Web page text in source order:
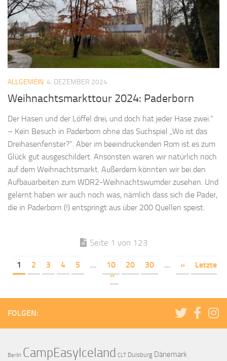
ALLGEMEIN 4. DEZEMBER 2024
Weihnachtsmarkttour 2024: Paderborn
Der Hasen und der Löffel drei, und doch hat jeder Hase zwei.“
– Kein Besuch in Paderborn ohne das Suchspiel „Wo ist das
Dreihasenfenster?“. Aber im beeindruckenden Rom ist es zum
Glück gut ausgeschildert. Ansonsten waren wir natürlich noch
auf dem Weihnachtsmarkt. Außerdem könnten wir bei den
Aufbauarbeiten zum WDR2-Weihnachtswumder zusehen. Und
gelernt haben wir auch noch was, nämlich dass sich die Pader,
die in Paderborn (!) entspringt aus über 200 Quellen speist.
Seite 1 von 123
1 2 3 4 5 ... 10 20 30 ... »
Letzte
»
FOLGEN:
Berlin CampEasyIceland CLT Duisburg Dänemark